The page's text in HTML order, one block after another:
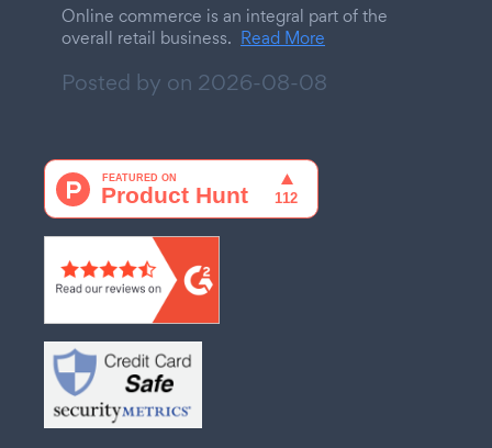
Online commerce is an integral part of the
overall retail business. Read More
Posted by on 2026-08-08